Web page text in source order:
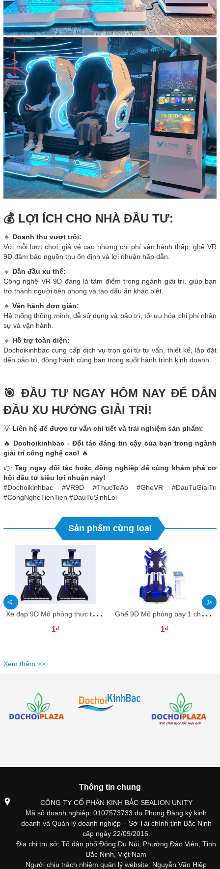
💰 LỢI ÍCH CHO NHÀ ĐẦU TƯ:
🔹 Doanh thu vượt trội:
Với mỗi lượt chơi, giá vé cao nhưng chi phí vận hành thấp, ghế VR
9D đảm bảo nguồn thu ổn định và lợi nhuận hấp dẫn.
🔹 Dẫn đầu xu thế:
Công nghệ VR 9D đang là tâm điểm trong ngành giải trí, giúp bạn
trở thành người tiên phong và tạo dấu ấn khác biệt.
🔹 Vận hành đơn giản:
Hệ thống thông minh, dễ sử dụng và bảo trì, tối ưu hóa chi phí nhân
sự và vận hành.
🔹 Hỗ trợ toàn diện:
Dochoikinhbac cung cấp dịch vụ trọn gói từ tư vấn, thiết kế, lắp đặt
đến bảo trì, đồng hành cùng bạn trong suốt hành trình kinh doanh.
🎯 ĐẦU TƯ NGAY HÔM NAY ĐỂ DẪN
ĐẦU XU HƯỚNG GIẢI TRÍ!
💡 Liên hệ để được tư vấn chi tiết và trải nghiệm sản phẩm:
🔥 Dochoikinhbac - Đối tác đáng tin cậy của bạn trong ngành
giải trí công nghệ cao! 🔥
👉Tag ngay đối tác hoặc đồng nghiệp để cùng khám phá cơ
hội đầu tư siêu lợi nhuận này!
#Dochoikinhbac #VR9D #ThucTeAo #GheVR #DauTuGiaiTri
#CongNgheTienTien #DauTuSinhLoi
Sản phẩm cùng loại
X
e đạp 9D Mô phỏng thực tế ảo 1 chỗ VR9DKB18 Dochoikinhbac Thu hút trong khu vui chơi
1₫
G
hế 9D Mô phỏng bay 1 chỗ VR9DKB17 Dochoikinhbac Thu hút trong khu vui chơi
1₫
Xem thêm >>
Thông tin chung
CÔNG TY CỔ PHẦN KINH BẮC SEALION UNITY
Mã số doanh nghiệp: 0107573733 do Phong Đăng ký kinh
doanh và Quản lý doanh nghiệp – Sở Tài chính tỉnh Bắc Ninh
cấp ngày 22/09/2016.
Địa chỉ trụ sở: Tổ dân phố Đông Du Núi, Phường Đào Viên, Tỉnh
Bắc Ninh, Việt Nam
Người chịu trách nhiệm quản lý website: Nguyễn Văn Hiệp